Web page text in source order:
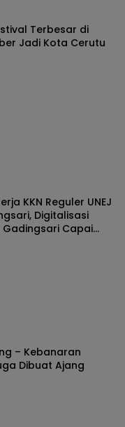
Terbesar di
Jadi Kota Cerutu
KKN Reguler UNEJ
Digitalisasi
Gadingsari Capai
– Kebanaran
Dibuat Ajang